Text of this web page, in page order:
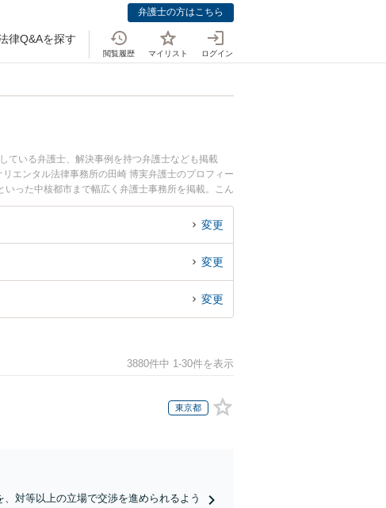
弁護士の方はこちら
律Q&Aを探す
閲覧履歴 マイリスト ログイン
ている弁護士、解決事例を持つ弁護士なども掲載
エンタル法律事務所の田崎 博実弁護士のプロフィー
った中核都市まで幅広く弁護士事務所を掲載。こん
談したい』『婚約破棄のトラブル解決の実績豊富な
お困りの相談者さんにおすすめです。
変更
変更
変更
3880件中 1-30件を表示
東京都
対等以上の立場で交渉を進められるよう